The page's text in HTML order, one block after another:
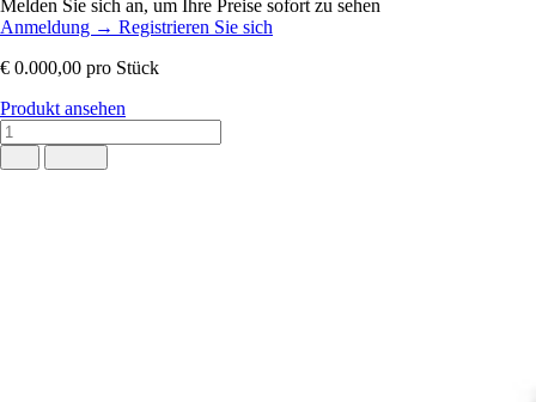
Melden Sie sich an, um Ihre Preise sofort zu sehen
Anmeldung → Registrieren Sie sich
€ 0.000,00 pro Stück
Produkt ansehen